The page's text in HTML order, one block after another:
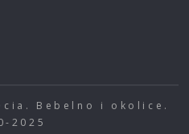
Bebelno i okolice.
2025